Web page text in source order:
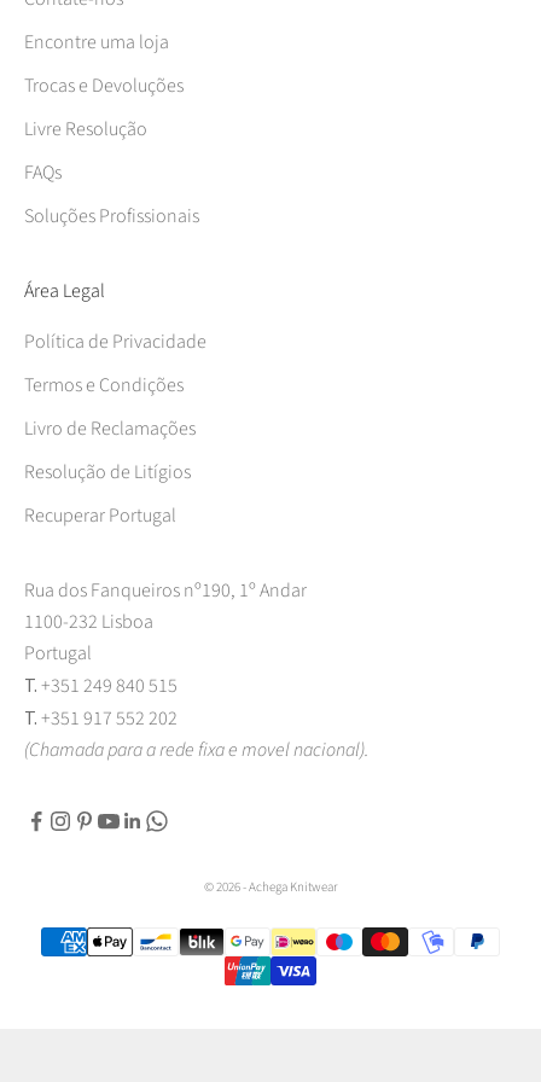
Encontre uma loja
Trocas e Devoluções
Livre Resolução
FAQs
Soluções Profissionais
Área Legal
Política de Privacidade
Termos e Condições
Livro de Reclamações
Resolução de Litígios
Recuperar Portugal
Rua dos Fanqueiros nº190, 1º Andar
1100-232 Lisboa
Portugal
T. +351 249 840 515
T. +351 917 552 202
(Chamada para a rede fixa e movel nacional).
© 2026 - Achega Knitwear